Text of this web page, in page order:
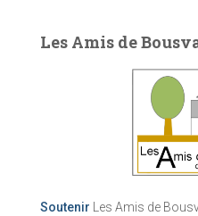
Les Amis de
Soutenir Les Amis de